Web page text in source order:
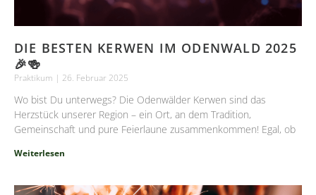
DIE BESTEN KERWEN IM ODENWALD 2025
🎉🍻
Praktikum 26. Februar 2025
Wo bist Du unterwegs? Die Odenwälder Kerwen sind das
Herzstück unserer Region – ein Ort, an dem Tradition,
Gemeinschaft und pure Feierlaune zusammenkommen! Egal, ob
Weiterlesen